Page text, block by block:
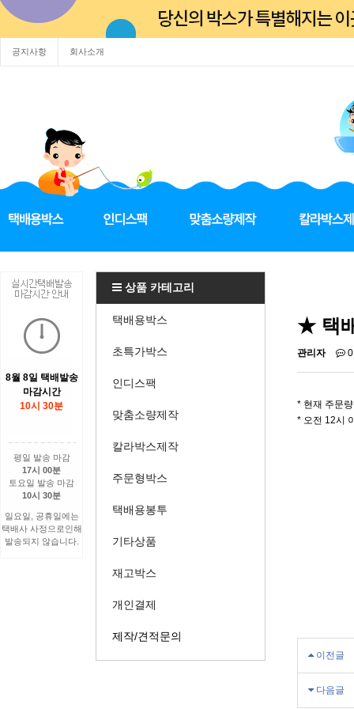
공지사항 회사소개
8월 8일 택배발송
마감시간
10시 30분
평일 발송 마감
17시 00분
토요일 발송 마감
10시 30분
일요일, 공휴일에는
택배사 사정으로인해
발송되지 않습니다.
상품 카테고리
택배용박스
초특가박스
인디스팩
맞춤소량제작
칼라박스제작
주문형박스
택배용봉투
기타상품
재고박스
개인결제
제작/견적문의
★ 택
관리자
* 현재 주문
* 오전 12시
이전글
다음글